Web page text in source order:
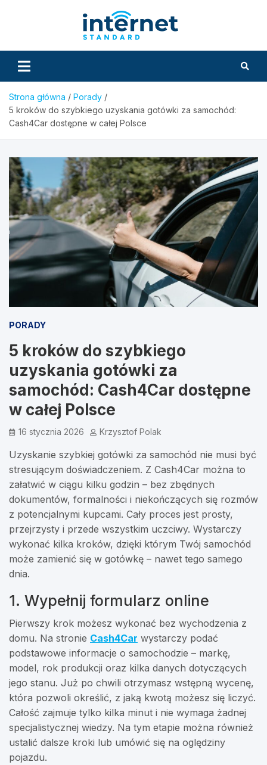
Strona główna
Porady
5 kroków do szybkiego uzyskania gotówki za samochód:
Cash4Car dostępne w całej Polsce
PORADY
5 kroków do szybkiego
uzyskania gotówki za
samochód: Cash4Car dostępne
w całej Polsce
16 stycznia 2026 Krzysztof Polak
Uzyskanie szybkiej gotówki za samochód nie musi być
stresującym doświadczeniem. Z Cash4Car można to
załatwić w ciągu kilku godzin – bez zbędnych
dokumentów, formalności i niekończących się rozmów
z potencjalnymi kupcami. Cały proces jest prosty,
przejrzysty i przede wszystkim uczciwy. Wystarczy
wykonać kilka kroków, dzięki którym Twój samochód
może zamienić się w gotówkę – nawet tego samego
dnia.
1. Wypełnij formularz online
Pierwszy krok możesz wykonać bez wychodzenia z
domu. Na stronie Cash4Car wystarczy podać
podstawowe informacje o samochodzie – markę,
model, rok produkcji oraz kilka danych dotyczących
jego stanu. Już po chwili otrzymasz wstępną wycenę,
która pozwoli określić, z jaką kwotą możesz się liczyć.
Całość zajmuje tylko kilka minut i nie wymaga żadnej
specjalistycznej wiedzy. Na tym etapie można również
ustalić dalsze kroki lub umówić się na oględziny
pojazdu.